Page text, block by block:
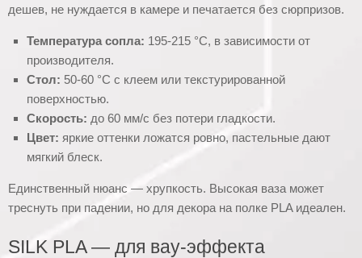
дешев, не нуждается в камере и печатается без сюрпризов.
Температура сопла: 195-215 °C, в зависимости от
производителя.
Стол: 50-60 °C с клеем или текстурированной
поверхностью.
Скорость: до 60 мм/с без потери гладкости.
Цвет: яркие оттенки ложатся ровно, пастельные дают
мягкий блеск.
Единственный нюанс — хрупкость. Высокая ваза может
треснуть при падении, но для декора на полке PLA идеален.
SILK PLA — для вау-эффекта